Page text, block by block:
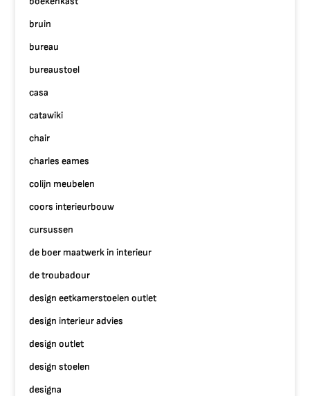
bruin
bureau
bureaustoel
casa
catawiki
chair
charles eames
colijn meubelen
coors interieurbouw
cursussen
de boer maatwerk in interieur
de troubadour
design eetkamerstoelen outlet
design interieur advies
design outlet
design stoelen
designa